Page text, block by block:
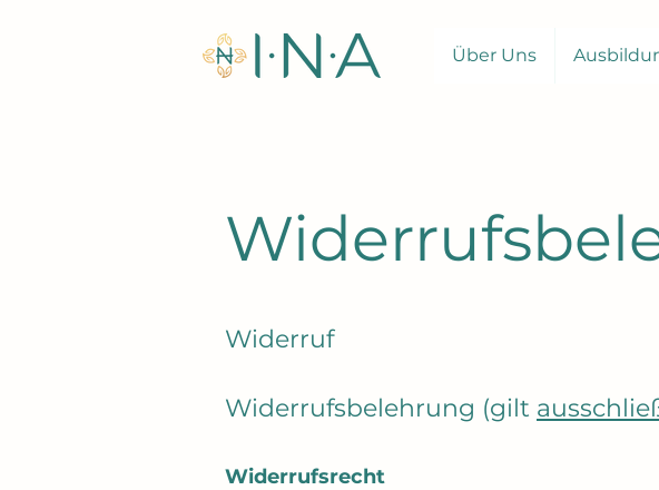
Über Uns
Widerruf
Widerrufsbelehrung (gilt
Widerrufsrecht